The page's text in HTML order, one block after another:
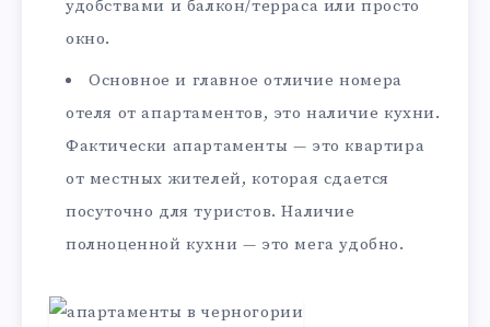
удобствами и балкон/терраса или просто
окно.
Основное и главное отличие номера
отеля от апартаментов, это наличие кухни.
Фактически апартаменты — это квартира
от местных жителей, которая сдается
посуточно для туристов. Наличие
полноценной кухни — это мега удобно.